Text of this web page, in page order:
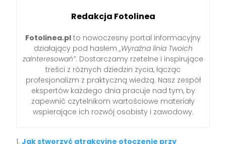
Redakcja Fotolinea
Fotolinea.pl to nowoczesny portal informacyjny
działający pod hasłem „Wyraźna linia Twoich
zainteresowań”. Dostarczamy rzetelne i inspirujące
treści z różnych dziedzin życia, łącząc
profesjonalizm z praktyczną wiedzą. Nasz zespół
ekspertów każdego dnia pracuje nad tym, by
zapewnić czytelnikom wartościowe materiały
wspierające ich rozwój osobisty i zawodowy.
Jak stworzyć atrakcyjne otoczenie przy